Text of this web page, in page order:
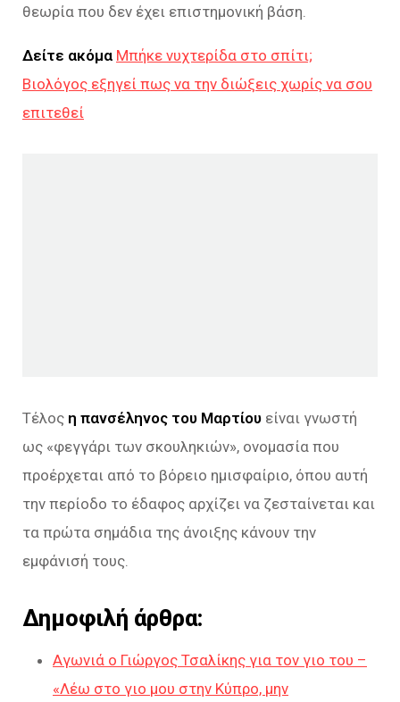
θεωρία που δεν έχει επιστημονική βάση.
Δείτε ακόμα Μπήκε νυχτερίδα στο σπίτι;
Βιολόγος εξηγεί πως να την διώξεις χωρίς να σου
επιτεθεί
Τέλος η πανσέληνος του Μαρτίου είναι γνωστή
ως «φεγγάρι των σκουληκιών», ονομασία που
προέρχεται από το βόρειο ημισφαίριο, όπου αυτή
την περίοδο το έδαφος αρχίζει να ζεσταίνεται και
τα πρώτα σημάδια της άνοιξης κάνουν την
εμφάνισή τους.
Δημοφιλή άρθρα:
Αγωνιά ο Γιώργος Τσαλίκης για τον γιο του –
«Λέω στο γιο μου στην Κύπρο, μην